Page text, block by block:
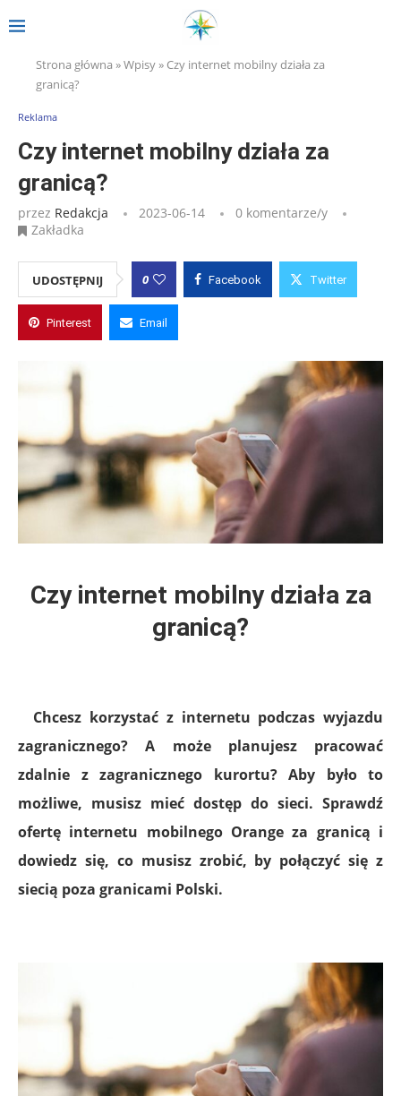
Strona główna »Wpisy» Czy internet mobilny działa za
granicą?
Reklama
Czy internet mobilny działa za
granicą?
przez Redakcja 2023-06-14
0 komentarze/y
Zakładka
UDOSTĘPNIJ 0 Facebook Twitter
Pinterest Email
Czy internet mobilny działa za
granicą?
Chcesz korzystać z internetu podczas wyjazdu
zagranicznego? A może planujesz pracować
zdalnie z zagranicznego kurortu? Aby było to
możliwe, musisz mieć dostęp do sieci. Sprawdź
ofertę internetu mobilnego Orange za granicą i
dowiedz się, co musisz zrobić, by połączyć się z
siecią poza granicami Polski.